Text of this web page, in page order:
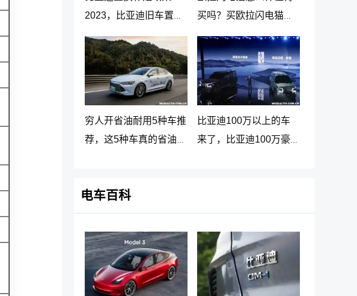
2023，比亚迪旧车置换
新车价格表
买吗？买欧拉闪电猫十
大忠告
穷人开省油耐用5种车推
荐，这5种车真的省油又
比亚迪100万以上的车
来了，比亚迪100万豪
电车百科